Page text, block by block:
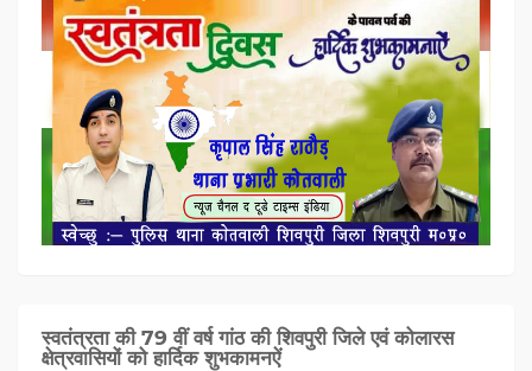
स्वतंत्रता की 79 वीं वर्ष गांठ की शिवपुरी जिले एवं कोलारस
क्षेत्रवासियों को हार्दिक शुभकामनऐं